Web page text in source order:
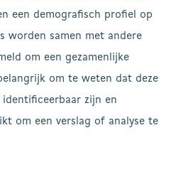
een demografisch profiel op
worden samen met andere
om een gezamenlijke
om te weten dat deze
zijn en
om een verslag of analyse te